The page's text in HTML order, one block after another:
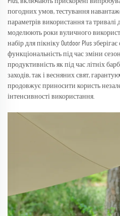
погодних умов, тестування
параметрів використання та тривалі
моделюють роки вуличного
набір для пікніку Outdoor Plus
функціональність під час зміни
продуктивність як під час літніх
заходів, так і весняних свят,
продовжує приносити користь
інтенсивності використання.